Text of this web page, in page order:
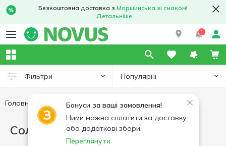
Безкоштовна доставка з Моршинська зі смаком!
Детальніше
1
Фільтри Популярні
Бонуси за ваші замовлення!
Ними можна сплатити за доставку
або додаткові збори.
Переглянути
Головна Солодощі
Солодощі